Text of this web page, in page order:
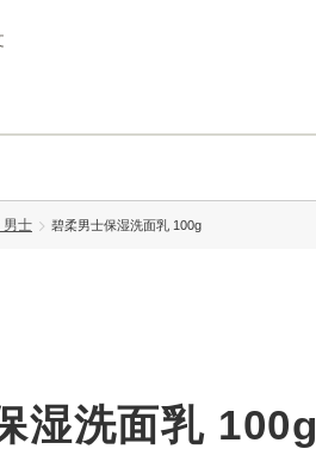
男士 碧柔男士保湿洗面乳 100g
湿洗面乳 100g